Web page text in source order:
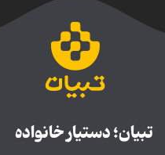
تبیان؛ دستیار خانواده